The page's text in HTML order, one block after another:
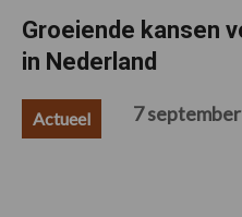
Groeiende kansen
in Nederland
Actueel 7